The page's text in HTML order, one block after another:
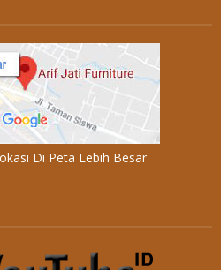
Di Peta Lebih Besar